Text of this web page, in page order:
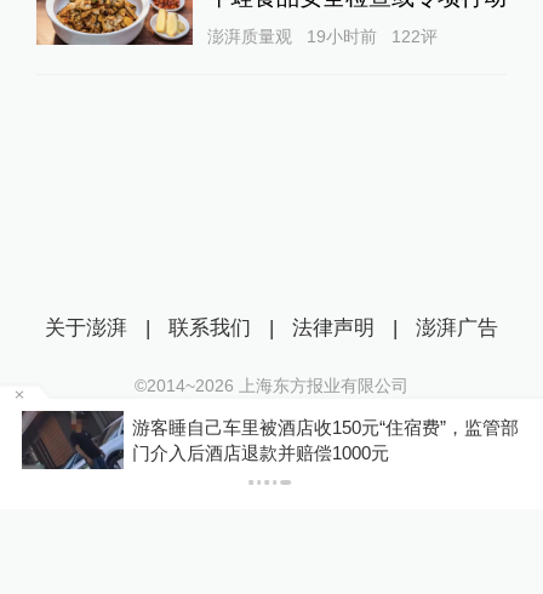
澎湃质量观 19小时前 122评
游客睡自己车里被酒店收150元“住宿费”，监管部
门介入后酒店退款并赔偿1000元
关于澎湃 | 联系我们 | 法律声明 | 澎湃广告
©2014~2026 上海东方报业有限公司
沪ICP证：沪B2-20170116 | 沪ICP备14003370号
互联网新闻信息服务许可证：31120170006
沪公网安备 31010602000299号